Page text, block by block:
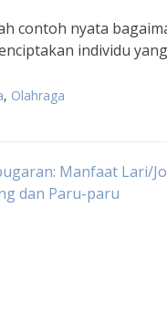
contoh nyata
individu
, Olahraga
Manfaat Lari/
dan Paru-paru